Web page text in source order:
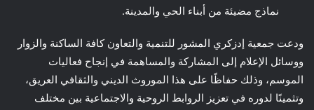
نماذج مضيئة من أبناء الحي والمدينة.
ودعت جمعية إدزكري المشور للتنمية والتعاون كافة الساكنة والزوار
ووسائل الإعلام إلى المشاركة والمساهمة في إنجاح فعاليات
الموسم، وذلك حفاظًا على هذا الموروث الديني والثقافي العريق،
وتثمينًا لدوره في تعزيز الروابط الروحية والاجتماعية بين مختلف